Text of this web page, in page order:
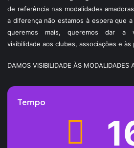
de referência nas modalidades
a diferença não estamos à espera que
queremos mais, queremos dar a
visibilidade aos clubes, associações e às
DAMOS VISIBILIDADE ÀS MODALIDADES
Tempo